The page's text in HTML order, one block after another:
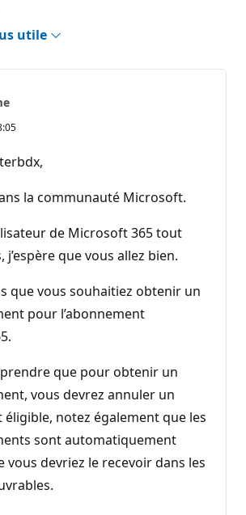
utile
la communauté Microsoft.
de Microsoft 365 tout
j’espère que vous allez bien.
que vous souhaitiez obtenir un
pour l’abonnement
que pour obtenir un
vous devrez annuler un
notez également que les
sont automatiquement
vous devriez le recevoir dans les